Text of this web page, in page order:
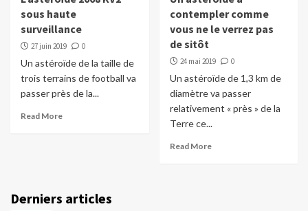
sous haute
surveillance
27 juin 2019 0
Un astéroïde de la taille de
trois terrains de football va
passer près de la...
Read More
contempler comme
vous ne le verrez pas
de sitôt
24 mai 2019 0
Un astéroïde de 1,3 km de
diamètre va passer
relativement « près » de la
Terre ce...
Read More
Derniers articles